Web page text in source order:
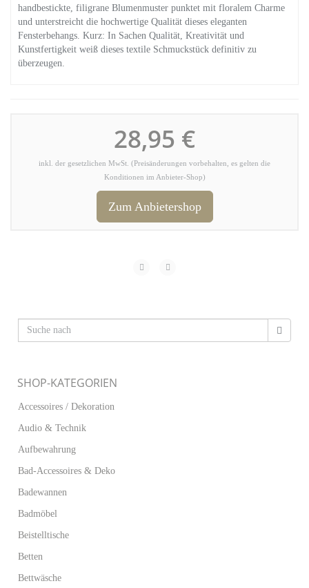
handbestickte, filigrane Blumenmuster punktet mit floralem Charme
und unterstreicht die hochwertige Qualität dieses eleganten
Fensterbehangs. Kurz: In Sachen Qualität, Kreativität und
Kunstfertigkeit weiß dieses textile Schmuckstück definitiv zu
überzeugen.
28,95 €
inkl. der gesetzlichen MwSt. (Preisänderungen vorbehalten, es gelten die
Konditionen im Anbieter-Shop)
Zum Anbietershop
SHOP-KATEGORIEN
Accessoires / Dekoration
Audio & Technik
Aufbewahrung
Bad-Accessoires & Deko
Badewannen
Badmöbel
Beistelltische
Betten
Bettwäsche